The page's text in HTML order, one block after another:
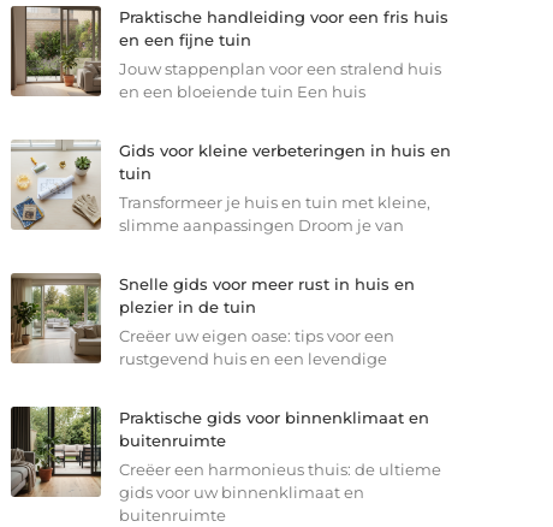
Praktische handleiding voor een fris huis
en een fijne tuin
Jouw stappenplan voor een stralend huis
en een bloeiende tuin Een huis
Gids voor kleine verbeteringen in huis en
tuin
Transformeer je huis en tuin met kleine,
slimme aanpassingen Droom je van
Snelle gids voor meer rust in huis en
plezier in de tuin
Creëer uw eigen oase: tips voor een
rustgevend huis en een levendige
Praktische gids voor binnenklimaat en
buitenruimte
Creëer een harmonieus thuis: de ultieme
gids voor uw binnenklimaat en
buitenruimte